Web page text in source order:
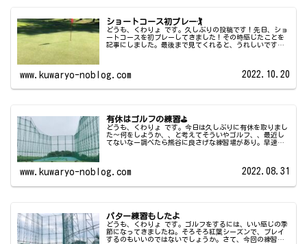
ショートコース初プレー🏌
どうも、くわりょ です。久しぶりの投稿です！先日、ショ
ートコースを初プレーしてきました！その時感じたことを
記事にしました。最後まで見てくれると、うれしいです⛳️
www.kuwaryo-noblog.com 2022.10.20
有休はゴルフの練習⛳️
どうも、くわりょ です。今日は久しぶりに有休を取りまし
た〜何をしようか、、と考えてそういやゴルフ、、最近し
てないなー調べたら熊谷に良さげな練習場があり。早速、
www.kuwaryo-noblog.com 2022.08.31
パター練習もしたよ
どうも、くわりょ です。ゴルフをするには、いい感じの季
節になってきましたね。そろそろ紅葉シーズンで、プレイ
するのもいいのではないでしょうか。さて、今回の練習